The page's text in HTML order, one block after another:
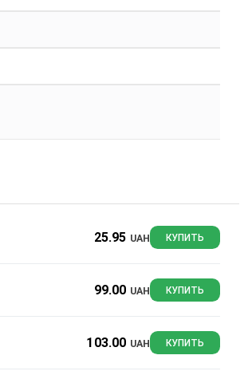
25.95 UAH КУПИТЬ
99.00 UAH КУПИТЬ
103.00 UAH КУПИТЬ